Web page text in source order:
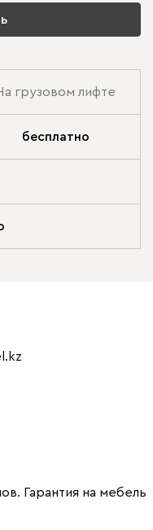
грузовом лифте
бесплатно
Гарантия на мебель